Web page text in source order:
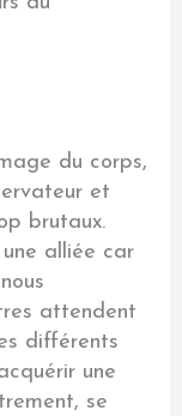
du corps,
et
brutaux.
alliée car
attendent
différents
une
se